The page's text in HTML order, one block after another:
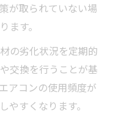
が取られていない場
ます。
の劣化状況を定期的
交換を行うことが基
アコンの使用頻度が
やすくなります。